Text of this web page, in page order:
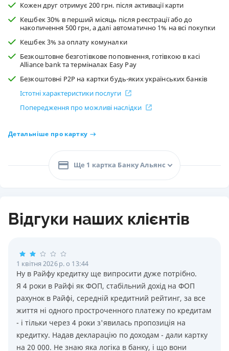
Кожен друг отримує 200 грн. після активації карти
Кешбек 30% в перший місяць після реєстрації або до
накопичення 500 грн, а далі автоматично 1% на всі покупки
Кешбек 3% за оплату комуналки
Безкоштовне безготівкове поповнення, готівкою в касі
Alliance bank та терміналах Easy Pay
Безкоштовні P2P на картки будь-яких українських банків
Істотні характеристики послуги
Попередження про можливі наслідки
Детальніше про картку
Ще 1 картка Банку Альянс
Відгуки наших клієнтів
1 квітня 2026 р. о 13:44
Ну в Райфу кредитку ще випросити дуже потрiбно.
Я 4 роки в Райфi як ФОП, стабiльний дохiд на ФОП
рахунок в Райфi, середнiй кредитний рейтинг, за все
життя нi одного простроченного платежу по кредитам
- i тiльки через 4 роки з'явилась пропозицiя на
кредитку. Надав декларацiю по доходам - дали картку
на 20 000. Не знаю яка логiка в банку, i що вони